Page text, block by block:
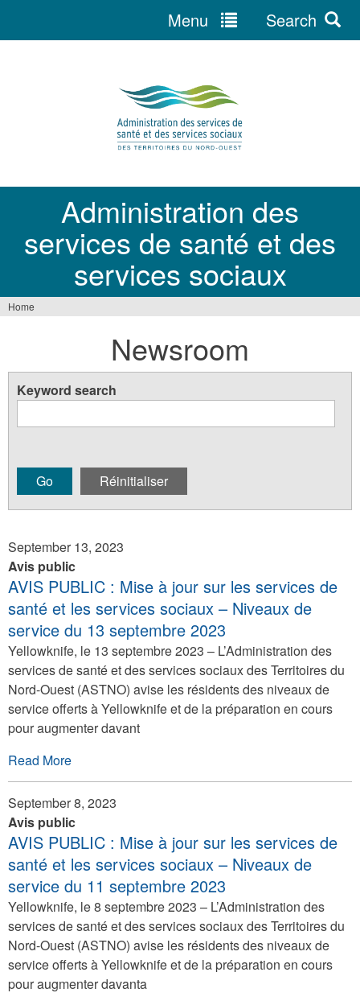
Administration des
services de santé et des
services sociaux
Menu Search
here
Home
Newsroom
Keyword search
September 13, 2023
Avis public
AVIS PUBLIC : Mise à jour sur les services de
santé et les services sociaux – Niveaux de
service du 13 septembre 2023
Yellowknife, le 13 septembre 2023 – L’Administration des
services de santé et des services sociaux des Territoires du
Nord-Ouest (ASTNO) avise les résidents des niveaux de
service offerts à Yellowknife et de la préparation en cours
pour augmenter davant
Read More
September 8, 2023
Avis public
AVIS PUBLIC : Mise à jour sur les services de
santé et les services sociaux – Niveaux de
service du 11 septembre 2023
Yellowknife, le 8 septembre 2023 – L’Administration des
services de santé et des services sociaux des Territoires du
Nord-Ouest (ASTNO) avise les résidents des niveaux de
service offerts à Yellowknife et de la préparation en cours
pour augmenter davanta